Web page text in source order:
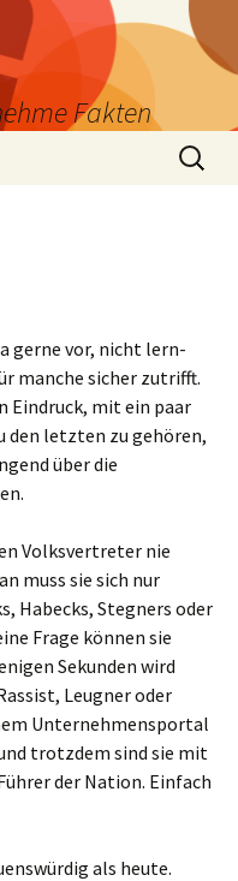
Fakten
Suchen
nach:
gerne vor, nicht lern-
manche sicher zutrifft.
Eindruck, mit ein paar
den letzten zu gehören,
über die
Volksvertreter nie
muss sie sich nur
Habecks, Stegners oder
Frage können sie
Sekunden wird
Leugner oder
Unternehmensportal
trotzdem sind sie mit
der Nation. Einfach
als heute.